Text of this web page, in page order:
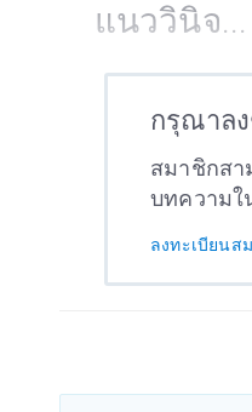
แนววินิจ...
กรุณาล
สมาชิกสา
บทความใ
ลงทะเบียนส